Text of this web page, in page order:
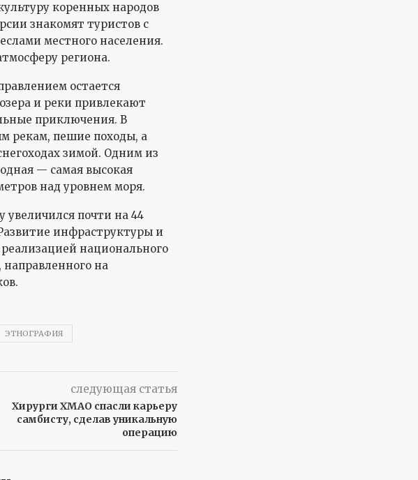
коренных народов
знакомят туристов с
местного населения.
региона.
остается
и реки привлекают
приключения. В
рекам, пешие походы, а
зимой. Одним из
— самая высокая
над уровнем моря.
увеличился почти на 44
инфраструктуры и
национального
на
ЭТНОГРАФИЯ
следующая статья
Хирурги ХМАО спасли карьеру
самбисту, сделав уникальную
операцию